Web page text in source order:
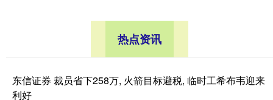
热点资讯
东信证券 裁员省下258万, 火箭目标避税, 临时工希布韦迎来
利好